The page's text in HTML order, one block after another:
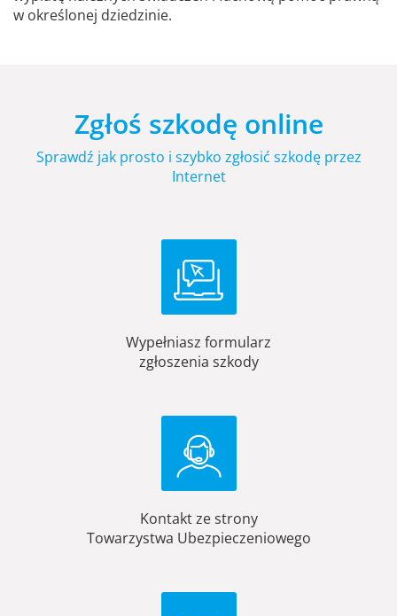
w określonej dziedzinie.
Zgłoś szkodę online
Sprawdź jak prosto i szybko zgłosić szkodę przez
Internet
Wypełniasz formularz
zgłoszenia szkody
Kontakt ze strony
Towarzystwa Ubezpieczeniowego